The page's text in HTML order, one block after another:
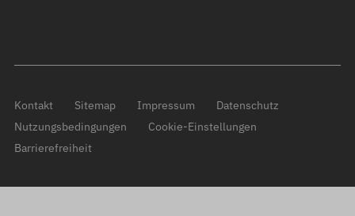
Kontakt Sitemap Impressum
Datenschutz
Nutzungsbedingungen
Cookie-Einstellungen
Barrierefreiheit